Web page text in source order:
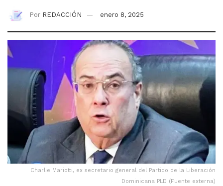
Por REDACCIÓN enero 8, 2025
Charlie Mariotti, ex secretario general del Partido de la Liberación
Dominicana PLD (Fuente externa)